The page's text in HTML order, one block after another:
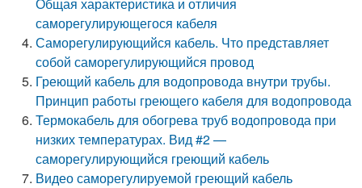
саморегулирующегося кабеля
Саморегулирующийся кабель. Что представляет
собой саморегулирующийся провод
Греющий кабель для водопровода внутри трубы.
Принцип работы греющего кабеля для водопровода
Термокабель для обогрева труб водопровода при
низких температурах. Вид #2 —
саморегулирующийся греющий кабель
Видео саморегулируемой греющий кабель